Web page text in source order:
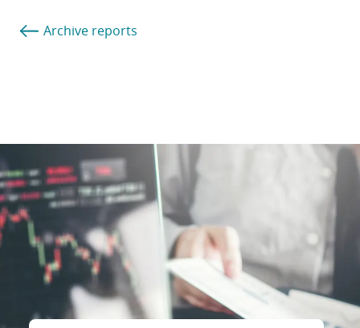
Archive reports